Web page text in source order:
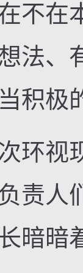
不在
法、
积极
视
责人
暗暗